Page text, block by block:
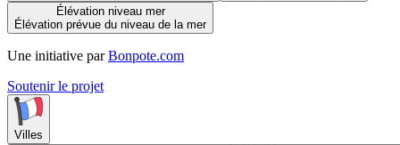
Élévation niveau mer
Élévation prévue du niveau de la mer
Une initiative par Bonpote.com
Soutenir le projet
Villes